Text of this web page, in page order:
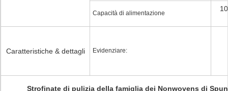
Capacità di alimentazione
Caratteristiche & dettagli Evidenziare:
Strofinate di pulizia della famiglia dei Nonwovens di